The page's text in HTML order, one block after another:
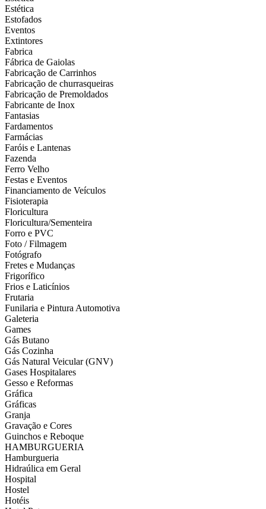
Estética
Estofados
Eventos
Extintores
Fabrica
Fábrica de Gaiolas
Fabricação de Carrinhos
Fabricação de churrasqueiras
Fabricação de Premoldados
Fabricante de Inox
Fantasias
Fardamentos
Farmácias
Faróis e Lantenas
Fazenda
Ferro Velho
Festas e Eventos
Financiamento de Veículos
Fisioterapia
Floricultura
Floricultura/Sementeira
Forro e PVC
Foto / Filmagem
Fotógrafo
Fretes e Mudanças
Frigorífico
Frios e Laticínios
Frutaria
Funilaria e Pintura Automotiva
Galeteria
Games
Gás Butano
Gás Cozinha
Gás Natural Veicular (GNV)
Gases Hospitalares
Gesso e Reformas
Gráfica
Gráficas
Granja
Gravação e Cores
Guinchos e Reboque
HAMBURGUERIA
Hamburgueria
Hidraúlica em Geral
Hospital
Hostel
Hotéis